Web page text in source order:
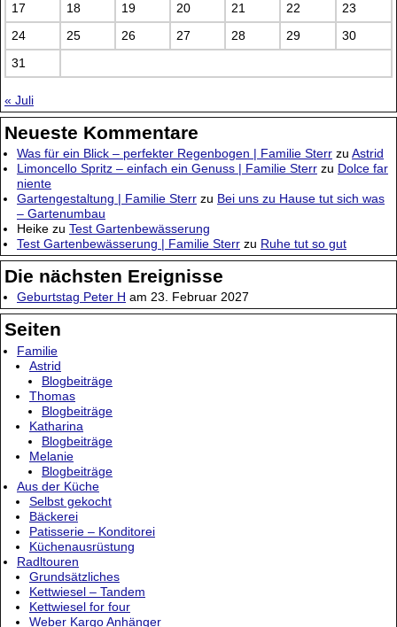
17
18 19 20 21 22
23
24
25 26 27 28 29
30
31
« Juli
Neueste Kommentare
Was für ein Blick – perfekter Regenbogen | Familie Sterr zu Astrid
Limoncello Spritz – einfach ein Genuss | Familie Sterr zu Dolce far
niente
Gartengestaltung | Familie Sterr zu Bei uns zu Hause tut sich was
– Gartenumbau
Heike zu Test Gartenbewässerung
Test Gartenbewässerung | Familie Sterr zu Ruhe tut so gut
Die nächsten Ereignisse
Geburtstag Peter H am 23. Februar 2027
Seiten
Familie
Astrid
Blogbeiträge
Thomas
Blogbeiträge
Katharina
Blogbeiträge
Melanie
Blogbeiträge
Aus der Küche
Selbst gekocht
Bäckerei
Patisserie – Konditorei
Küchenausrüstung
Radltouren
Grundsätzliches
Kettwiesel – Tandem
Kettwiesel for four
Weber Kargo Anhänger